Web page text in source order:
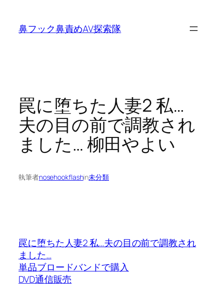
鼻フック鼻責めAV探索隊
罠に堕ちた人妻2 私…
夫の目の前で調教され
ました… 柳田やよい
執筆者nosehookflashin未分類
罠に堕ちた人妻2 私…夫の目の前で調教され
ました…
単品ブロードバンドで購入
DVD通信販売